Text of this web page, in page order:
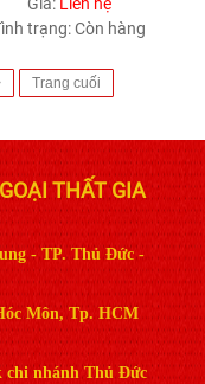
trạng:Còn hàng
Trang cuối
THẤT GIA
- TP. Thủ Đức -
Môn, Tp. HCM
chi nhánh Thủ Đức